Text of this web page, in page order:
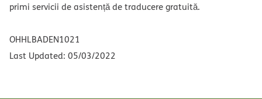
primi servicii de asistență de traducere gratuită.
OHHLBADEN1021
Last Updated: 05/03/2022